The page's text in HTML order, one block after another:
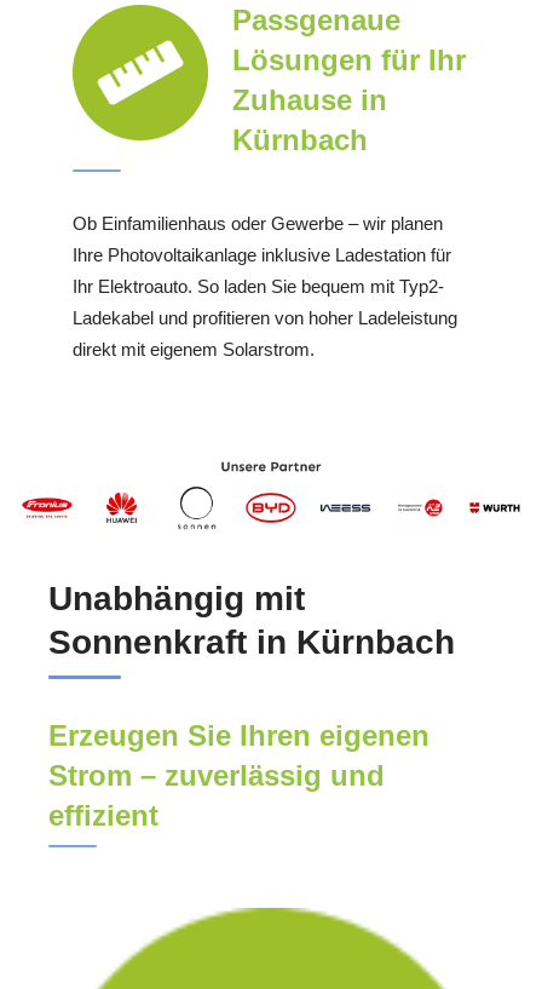
Passgenaue
Lösungen für Ihr
Zuhause in
Kürnbach
Ob Einfamilienhaus oder Gewerbe – wir planen
Ihre Photovoltaikanlage inklusive Ladestation für
Ihr Elektroauto. So laden Sie bequem mit Typ2-
Ladekabel und profitieren von hoher Ladeleistung
direkt mit eigenem Solarstrom.
Unabhängig mit
Sonnenkraft in Kürnbach
Erzeugen Sie Ihren eigenen
Strom – zuverlässig und
effizient